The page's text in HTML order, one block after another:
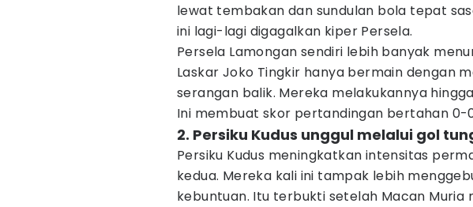
lewat tembakan dan sundulan bola tepat
ini lagi-lagi digagalkan kiper Persela.
Persela Lamongan sendiri lebih banyak
Laskar Joko Tingkir hanya bermain dengan
serangan balik. Mereka melakukannya
Ini membuat skor pertandingan bertahan 0-
2. Persiku Kudus unggul melalui gol
Persiku Kudus meningkatkan intensitas
kedua. Mereka kali ini tampak lebih
kebuntuan. Itu terbukti setelah Macan Muria